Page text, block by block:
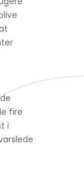
fire
i